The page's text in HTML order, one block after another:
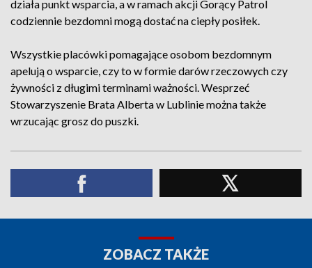
działa punkt wsparcia, a w ramach akcji Gorący Patrol
codziennie bezdomni mogą dostać na ciepły posiłek.
Wszystkie placówki pomagające osobom bezdomnym
apelują o wsparcie, czy to w formie darów rzeczowych czy
żywności z długimi terminami ważności. Wesprzeć
Stowarzyszenie Brata Alberta w Lublinie można także
wrzucając grosz do puszki.
ZOBACZ TAKŻE